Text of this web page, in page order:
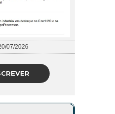
07/2026